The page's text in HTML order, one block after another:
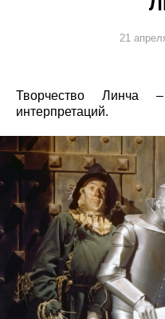
21
Творчество Линча
интерпретаций.